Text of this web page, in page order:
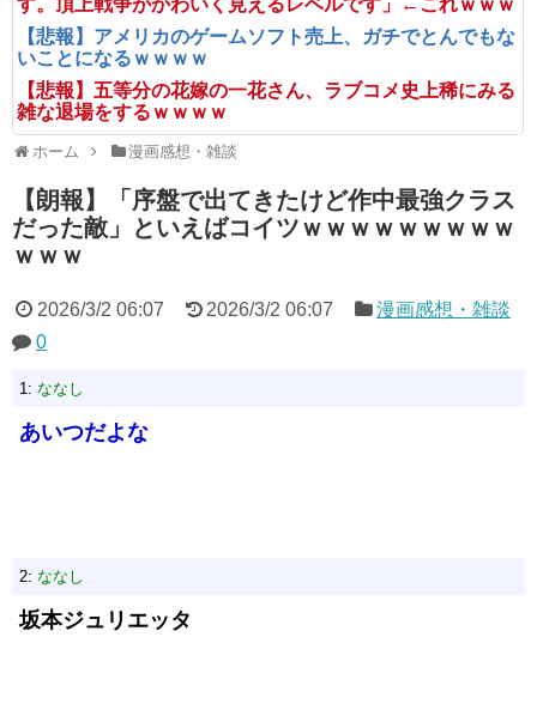
す。頂上戦争がかわいく見えるレベルです」←これｗｗｗ
【悲報】アメリカのゲームソフト売上、ガチでとんでもな
いことになるｗｗｗｗ
【悲報】五等分の花嫁の一花さん、ラブコメ史上稀にみる
雑な退場をするｗｗｗｗ
ホーム 漫画感想・雑談
【朗報】「序盤で出てきたけど作中最強クラス
だった敵」といえばコイツｗｗｗｗｗｗｗｗｗ
ｗｗｗ
2026/3/2 06:07 2026/3/2 06:07
漫画感想・雑談
0
1: ななし
あいつだよな
2: ななし
坂本ジュリエッタ